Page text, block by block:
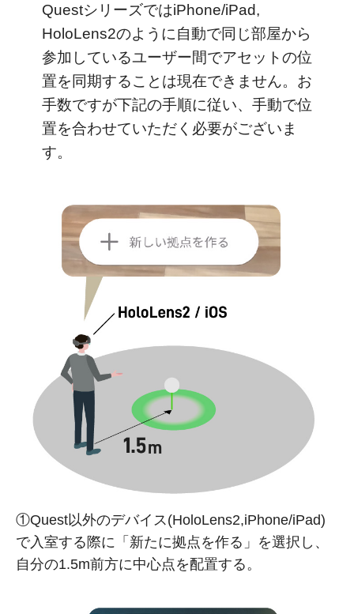
QuestシリーズではiPhone/iPad,
HoloLens2のように自動で同じ部屋から
参加しているユーザー間でアセットの位
置を同期することは現在できません。お
手数ですが下記の手順に従い、手動で位
置を合わせていただく必要がございま
す。
①Quest以外のデバイス(HoloLens2,iPhone/iPad)
で入室する際に「新たに拠点を作る」を選択し、
自分の1.5m前方に中心点を配置する。